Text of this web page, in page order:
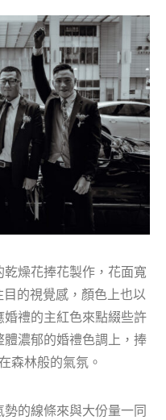
燥花捧花製作，花面寬
的視覺感，顏色上也以
禮的主紅色來點綴些許
濃郁的婚禮色調上，捧
森林般的氣氛。
的線條來與大份量一同